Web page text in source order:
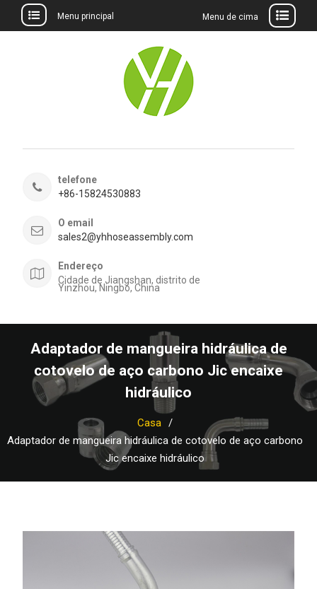
Menu principal Menu de cima
telefone
+86-15824530883
O email
sales2@yhhoseassembly.com
Endereço
Cidade de Jiangshan, distrito de
Yinzhou, Ningbo, China
Adaptador de mangueira hidráulica de
cotovelo de aço carbono Jic encaixe
hidráulico
Casa
Adaptador de mangueira hidráulica de cotovelo de aço carbono
Jic encaixe hidráulico